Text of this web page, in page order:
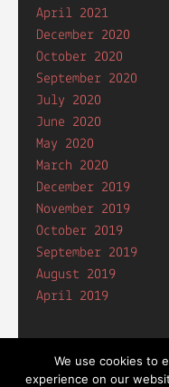
April 2021
December 2020
October 2020
September 2020
July 2020
June 2020
May 2020
March 2020
December 2019
November 2019
October 2019
September 2019
August 2019
April 2019
We use cookies to
experience on our